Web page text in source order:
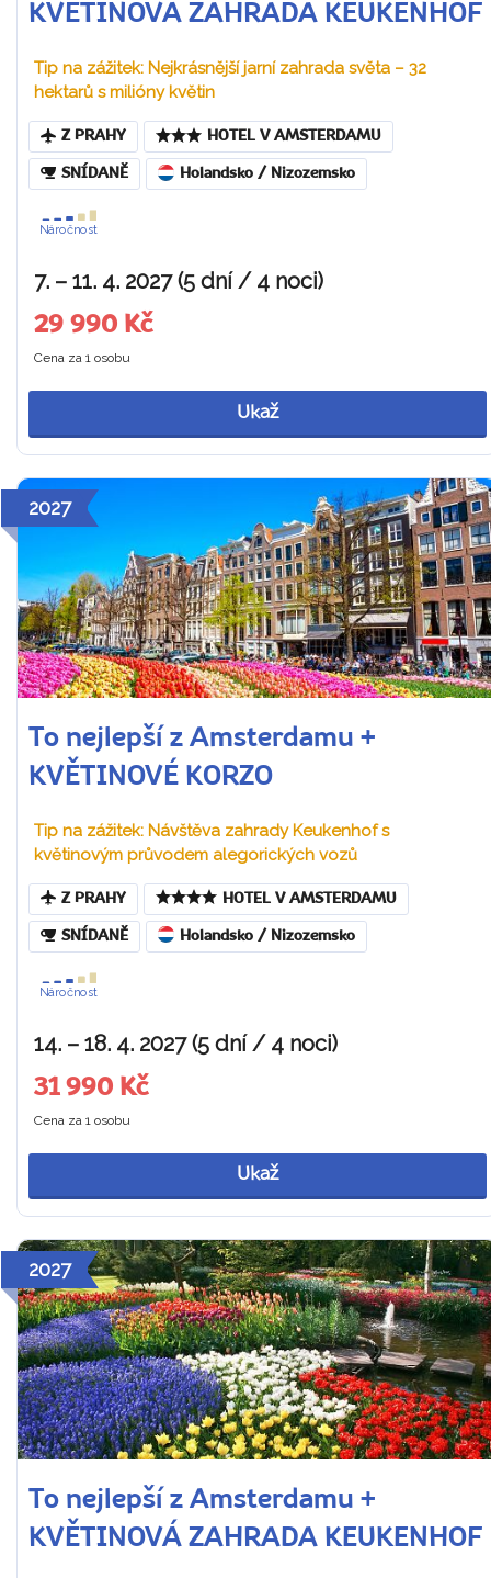
KVĚTINOVÁ ZAHRADA KEUKENHOF
Tip na zážitek: Nejkrásnější jarní zahrada světa – 32
hektarů s milióny květin
Z PRAHY HOTEL V AMSTERDAMU
SNÍDANĚ Holandsko / Nizozemsko
Náročnost
7. – 11. 4. 2027 (5 dní / 4 noci)
29 990 Kč
Cena za 1 osobu
Ukaž
2027
To nejlepší z Amsterdamu +
KVĚTINOVÉ KORZO
Tip na zážitek: Návštěva zahrady Keukenhof s
květinovým průvodem alegorických vozů
Z PRAHY HOTEL V AMSTERDAMU
SNÍDANĚ Holandsko / Nizozemsko
Náročnost
14. – 18. 4. 2027 (5 dní / 4 noci)
31 990 Kč
Cena za 1 osobu
Ukaž
2027
To nejlepší z Amsterdamu +
KVĚTINOVÁ ZAHRADA KEUKENHOF